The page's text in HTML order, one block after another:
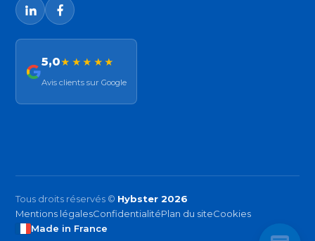
5,0★★★★★
Avis clients sur Google
Tous droits réservés © Hybster 2026
Mentions légalesConfidentialitéPlan du siteCookies
Made in France